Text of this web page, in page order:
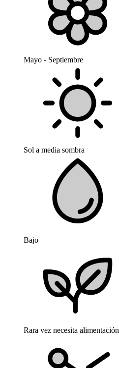
Mayo - Septiembre
Sol a media sombra
Bajo
Rara vez necesita alimentación